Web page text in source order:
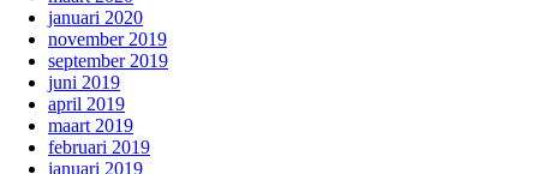
januari 2020
november 2019
september 2019
juni 2019
april 2019
maart 2019
februari 2019
januari 2019